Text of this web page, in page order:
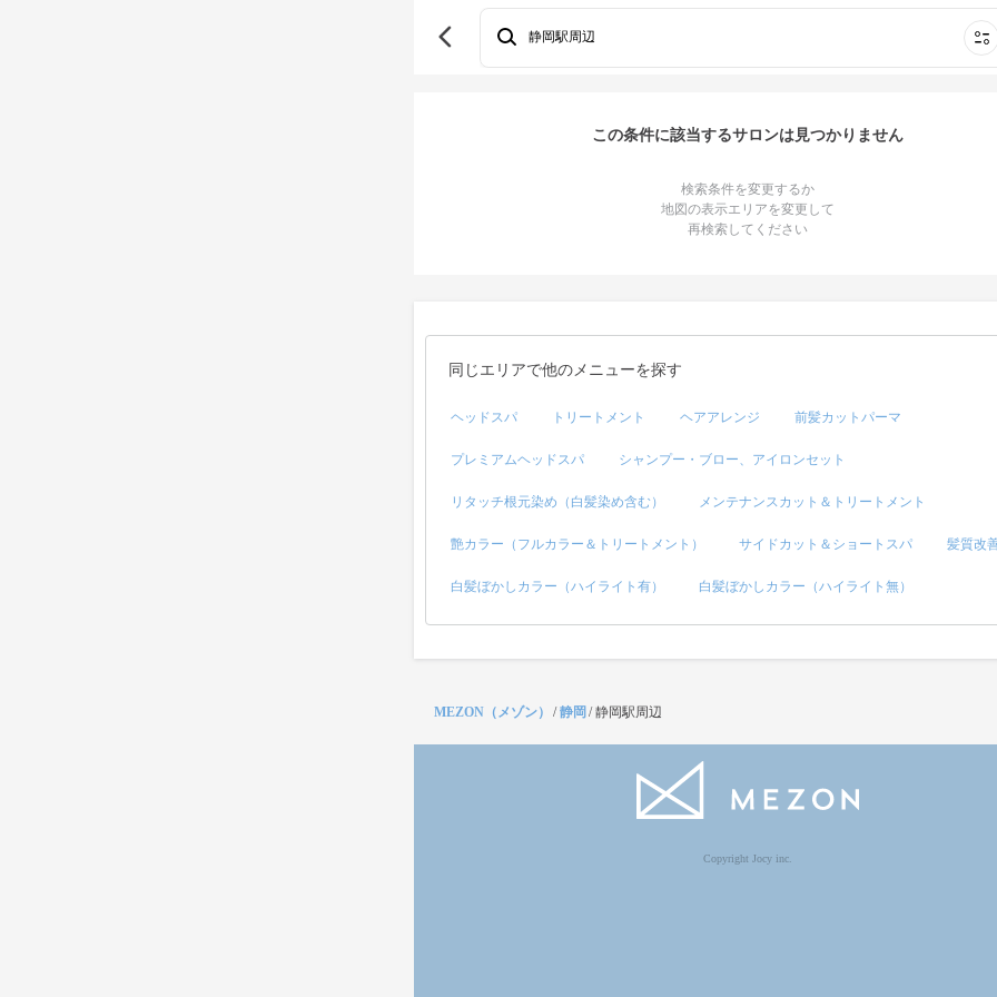
静岡駅周辺
この条件に該当するサロンは見つかりません
検索条件を変更するか
地図の表示エリアを変更して
再検索してください
同じエリアで他のメニューを探す
ヘッドスパ トリートメント ヘアアレンジ 前髪カットパーマ
プレミアムヘッドスパ シャンプー・ブロー、アイロンセット
リタッチ根元染め（白髪染め含む） メンテナンスカット＆トリートメント
艶カラー（フルカラー＆トリートメント） サイドカット＆ショートスパ 髪質改
白髪ぼかしカラー（ハイライト有） 白髪ぼかしカラー（ハイライト無）
MEZON（メゾン） /静岡 /静岡駅周辺
Copyright Jocy inc.